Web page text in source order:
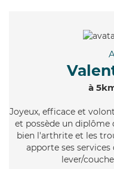
à
Joyeux, efficace et
et possède un
bien l'arthrite et les
apporte ses
lever/